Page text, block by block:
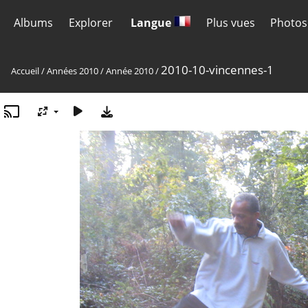
Albums Explorer Langue Plus vues
Accueil/Années 2010/Année 2010/2010-10-vincennes-1